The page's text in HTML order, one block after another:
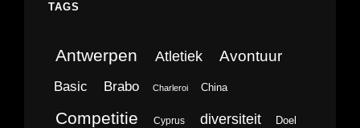
TAGS
Antwerpen Atletiek Avontuur
Basic Brabo Charleroi China
Competitie Cyprus diversiteit Doel